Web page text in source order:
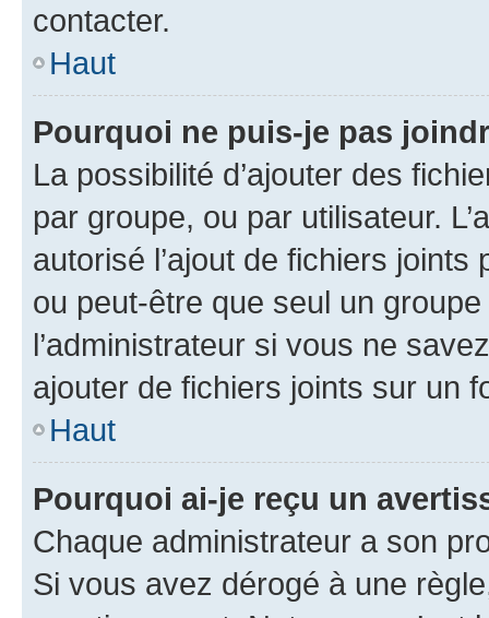
contacter.
Haut
Pourquoi ne puis-je pas
La possibilité d’ajouter des
par groupe, ou par utilisateur.
autorisé l’ajout de fichiers
ou peut-être que seul un
l’administrateur si vous ne
ajouter de fichiers joints sur un
Haut
Pourquoi ai-je reçu un
Chaque administrateur a son
Si vous avez dérogé à une